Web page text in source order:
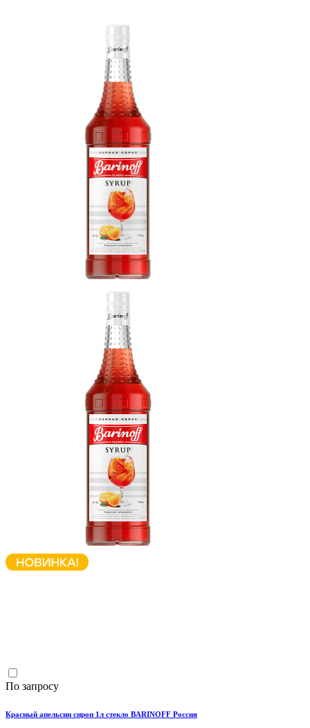
По запросу
Красный апельсин сироп 1л стекло BARINOFF Россия